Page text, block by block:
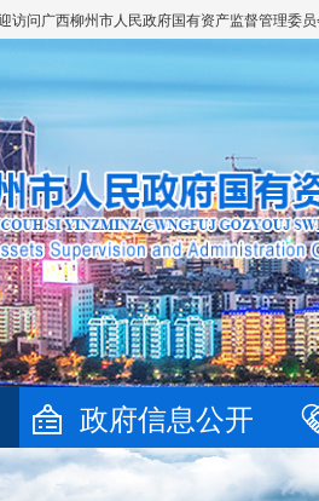
访问广西柳州市人民政府国有资产监督管理委
政府信息公开